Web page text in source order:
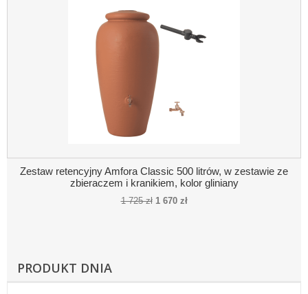
Zestaw retencyjny Amfora Classic 500 litrów, w zestawie ze
zbieraczem i kranikiem, kolor gliniany
1 725 zł 1 670 zł
PRODUKT DNIA